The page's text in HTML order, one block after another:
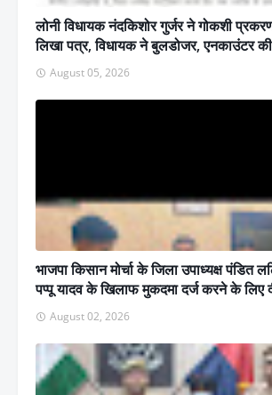
लोनी विधायक नंदकिशोर गुर्जर ने गोकशी
लिखा पत्र, विधायक ने बुलडोजर, एनकाउंटर
August 05, 2026
भाजपा किसान मोर्चा के जिला उपाध्यक्ष पंडित
पप्पू यादव के खिलाफ मुकदमा दर्ज करने के लिए
August 02, 2026